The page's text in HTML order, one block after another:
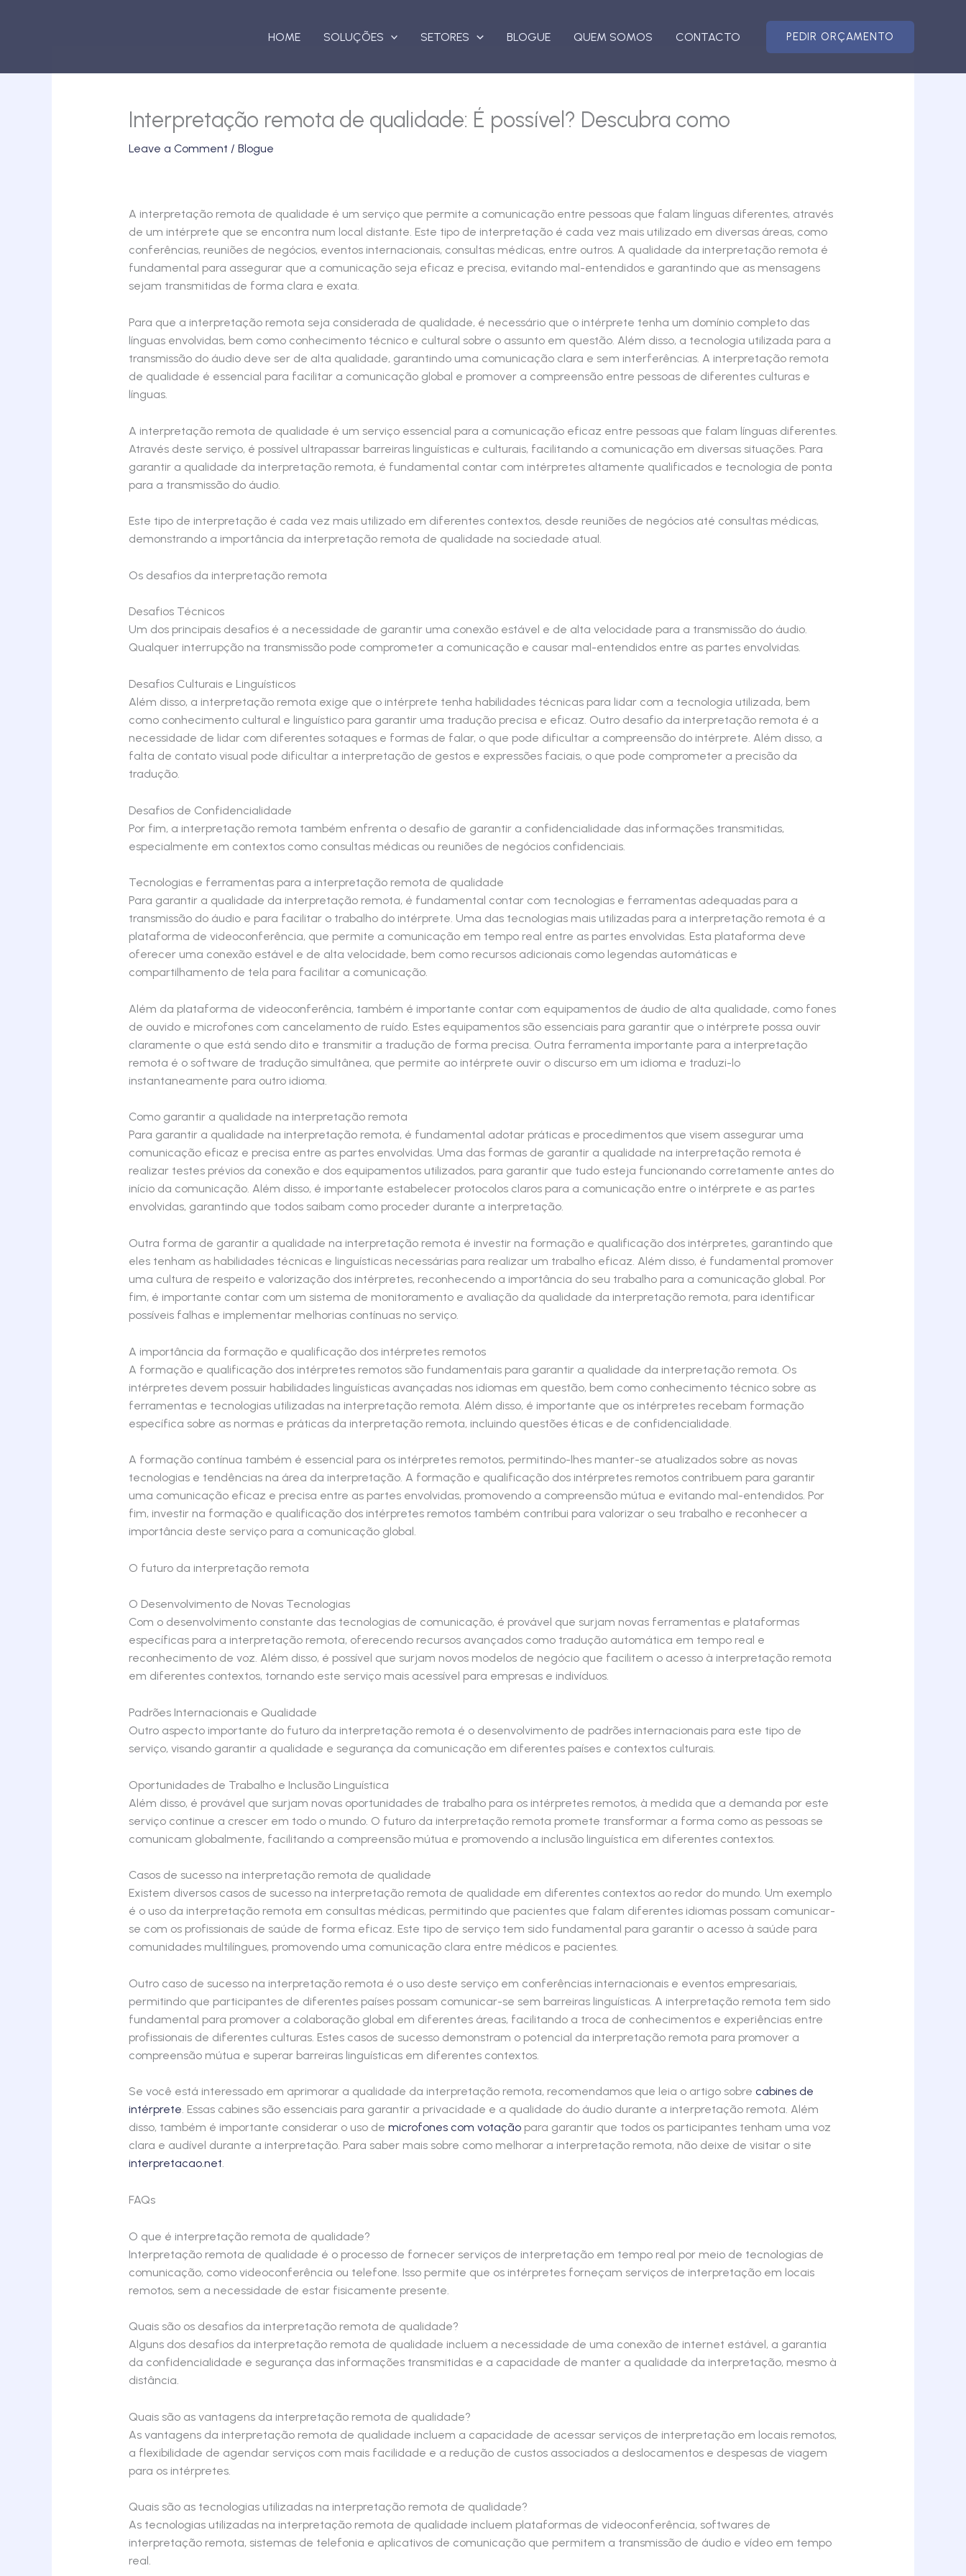
HOME SOLUÇÕES SETORES BLOGUE QUEM SOMOS CONTACTO PEDIR ORÇAMENTO
Interpretação remota de qualidade: É possível? Descubra como
Leave a Comment / Blogue
A interpretação remota de qualidade é um serviço que permite a comunicação entre pessoas que falam línguas diferentes, através
de um intérprete que se encontra num local distante. Este tipo de interpretação é cada vez mais utilizado em diversas áreas, como
conferências, reuniões de negócios, eventos internacionais, consultas médicas, entre outros. A qualidade da interpretação remota é
fundamental para assegurar que a comunicação seja eficaz e precisa, evitando mal-entendidos e garantindo que as mensagens
sejam transmitidas de forma clara e exata.
Para que a interpretação remota seja considerada de qualidade, é necessário que o intérprete tenha um domínio completo das
línguas envolvidas, bem como conhecimento técnico e cultural sobre o assunto em questão. Além disso, a tecnologia utilizada para a
transmissão do áudio deve ser de alta qualidade, garantindo uma comunicação clara e sem interferências. A interpretação remota
de qualidade é essencial para facilitar a comunicação global e promover a compreensão entre pessoas de diferentes culturas e
línguas.
A interpretação remota de qualidade é um serviço essencial para a comunicação eficaz entre pessoas que falam línguas diferentes.
Através deste serviço, é possível ultrapassar barreiras linguísticas e culturais, facilitando a comunicação em diversas situações. Para
garantir a qualidade da interpretação remota, é fundamental contar com intérpretes altamente qualificados e tecnologia de ponta
para a transmissão do áudio.
Este tipo de interpretação é cada vez mais utilizado em diferentes contextos, desde reuniões de negócios até consultas médicas,
demonstrando a importância da interpretação remota de qualidade na sociedade atual.
Os desafios da interpretação remota
Desafios Técnicos
Um dos principais desafios é a necessidade de garantir uma conexão estável e de alta velocidade para a transmissão do áudio.
Qualquer interrupção na transmissão pode comprometer a comunicação e causar mal-entendidos entre as partes envolvidas.
Desafios Culturais e Linguísticos
Além disso, a interpretação remota exige que o intérprete tenha habilidades técnicas para lidar com a tecnologia utilizada, bem
como conhecimento cultural e linguístico para garantir uma tradução precisa e eficaz. Outro desafio da interpretação remota é a
necessidade de lidar com diferentes sotaques e formas de falar, o que pode dificultar a compreensão do intérprete. Além disso, a
falta de contato visual pode dificultar a interpretação de gestos e expressões faciais, o que pode comprometer a precisão da
tradução.
Desafios de Confidencialidade
Por fim, a interpretação remota também enfrenta o desafio de garantir a confidencialidade das informações transmitidas,
especialmente em contextos como consultas médicas ou reuniões de negócios confidenciais.
Tecnologias e ferramentas para a interpretação remota de qualidade
Para garantir a qualidade da interpretação remota, é fundamental contar com tecnologias e ferramentas adequadas para a
transmissão do áudio e para facilitar o trabalho do intérprete. Uma das tecnologias mais utilizadas para a interpretação remota é a
plataforma de videoconferência, que permite a comunicação em tempo real entre as partes envolvidas. Esta plataforma deve
oferecer uma conexão estável e de alta velocidade, bem como recursos adicionais como legendas automáticas e
compartilhamento de tela para facilitar a comunicação.
Além da plataforma de videoconferência, também é importante contar com equipamentos de áudio de alta qualidade, como fones
de ouvido e microfones com cancelamento de ruído. Estes equipamentos são essenciais para garantir que o intérprete possa ouvir
claramente o que está sendo dito e transmitir a tradução de forma precisa. Outra ferramenta importante para a interpretação
remota é o software de tradução simultânea, que permite ao intérprete ouvir o discurso em um idioma e traduzi-lo
instantaneamente para outro idioma.
Como garantir a qualidade na interpretação remota
Para garantir a qualidade na interpretação remota, é fundamental adotar práticas e procedimentos que visem assegurar uma
comunicação eficaz e precisa entre as partes envolvidas. Uma das formas de garantir a qualidade na interpretação remota é
realizar testes prévios da conexão e dos equipamentos utilizados, para garantir que tudo esteja funcionando corretamente antes do
início da comunicação. Além disso, é importante estabelecer protocolos claros para a comunicação entre o intérprete e as partes
envolvidas, garantindo que todos saibam como proceder durante a interpretação.
Outra forma de garantir a qualidade na interpretação remota é investir na formação e qualificação dos intérpretes, garantindo que
eles tenham as habilidades técnicas e linguísticas necessárias para realizar um trabalho eficaz. Além disso, é fundamental promover
uma cultura de respeito e valorização dos intérpretes, reconhecendo a importância do seu trabalho para a comunicação global. Por
fim, é importante contar com um sistema de monitoramento e avaliação da qualidade da interpretação remota, para identificar
possíveis falhas e implementar melhorias contínuas no serviço.
A importância da formação e qualificação dos intérpretes remotos
A formação e qualificação dos intérpretes remotos são fundamentais para garantir a qualidade da interpretação remota. Os
intérpretes devem possuir habilidades linguísticas avançadas nos idiomas em questão, bem como conhecimento técnico sobre as
ferramentas e tecnologias utilizadas na interpretação remota. Além disso, é importante que os intérpretes recebam formação
específica sobre as normas e práticas da interpretação remota, incluindo questões éticas e de confidencialidade.
A formação contínua também é essencial para os intérpretes remotos, permitindo-lhes manter-se atualizados sobre as novas
tecnologias e tendências na área da interpretação. A formação e qualificação dos intérpretes remotos contribuem para garantir
uma comunicação eficaz e precisa entre as partes envolvidas, promovendo a compreensão mútua e evitando mal-entendidos. Por
fim, investir na formação e qualificação dos intérpretes remotos também contribui para valorizar o seu trabalho e reconhecer a
importância deste serviço para a comunicação global.
O futuro da interpretação remota
O Desenvolvimento de Novas Tecnologias
Com o desenvolvimento constante das tecnologias de comunicação, é provável que surjam novas ferramentas e plataformas
específicas para a interpretação remota, oferecendo recursos avançados como tradução automática em tempo real e
reconhecimento de voz. Além disso, é possível que surjam novos modelos de negócio que facilitem o acesso à interpretação remota
em diferentes contextos, tornando este serviço mais acessível para empresas e indivíduos.
Padrões Internacionais e Qualidade
Outro aspecto importante do futuro da interpretação remota é o desenvolvimento de padrões internacionais para este tipo de
serviço, visando garantir a qualidade e segurança da comunicação em diferentes países e contextos culturais.
Oportunidades de Trabalho e Inclusão Linguística
Além disso, é provável que surjam novas oportunidades de trabalho para os intérpretes remotos, à medida que a demanda por este
serviço continue a crescer em todo o mundo. O futuro da interpretação remota promete transformar a forma como as pessoas se
comunicam globalmente, facilitando a compreensão mútua e promovendo a inclusão linguística em diferentes contextos.
Casos de sucesso na interpretação remota de qualidade
Existem diversos casos de sucesso na interpretação remota de qualidade em diferentes contextos ao redor do mundo. Um exemplo
é o uso da interpretação remota em consultas médicas, permitindo que pacientes que falam diferentes idiomas possam comunicar-
se com os profissionais de saúde de forma eficaz. Este tipo de serviço tem sido fundamental para garantir o acesso à saúde para
comunidades multilíngues, promovendo uma comunicação clara entre médicos e pacientes.
Outro caso de sucesso na interpretação remota é o uso deste serviço em conferências internacionais e eventos empresariais,
permitindo que participantes de diferentes países possam comunicar-se sem barreiras linguísticas. A interpretação remota tem sido
fundamental para promover a colaboração global em diferentes áreas, facilitando a troca de conhecimentos e experiências entre
profissionais de diferentes culturas. Estes casos de sucesso demonstram o potencial da interpretação remota para promover a
compreensão mútua e superar barreiras linguísticas em diferentes contextos.
Se você está interessado em aprimorar a qualidade da interpretação remota, recomendamos que leia o artigo sobre cabines de
intérprete. Essas cabines são essenciais para garantir a privacidade e a qualidade do áudio durante a interpretação remota. Além
disso, também é importante considerar o uso de microfones com votaçãopara garantir que todos os participantes tenham uma voz
clara e audível durante a interpretação. Para saber mais sobre como melhorar a interpretação remota, não deixe de visitar o site
interpretacao.net.
FAQs
O que é interpretação remota de qualidade?
Interpretação remota de qualidade é o processo de fornecer serviços de interpretação em tempo real por meio de tecnologias de
comunicação, como videoconferência ou telefone. Isso permite que os intérpretes forneçam serviços de interpretação em locais
remotos, sem a necessidade de estar fisicamente presente.
Quais são os desafios da interpretação remota de qualidade?
Alguns dos desafios da interpretação remota de qualidade incluem a necessidade de uma conexão de internet estável, a garantia
da confidencialidade e segurança das informações transmitidas e a capacidade de manter a qualidade da interpretação, mesmo à
distância.
Quais são as vantagens da interpretação remota de qualidade?
As vantagens da interpretação remota de qualidade incluem a capacidade de acessar serviços de interpretação em locais remotos,
a flexibilidade de agendar serviços com mais facilidade e a redução de custos associados a deslocamentos e despesas de viagem
para os intérpretes.
Quais são as tecnologias utilizadas na interpretação remota de qualidade?
As tecnologias utilizadas na interpretação remota de qualidade incluem plataformas de videoconferência, softwares de
interpretação remota, sistemas de telefonia e aplicativos de comunicação que permitem a transmissão de áudio e vídeo em tempo
real.